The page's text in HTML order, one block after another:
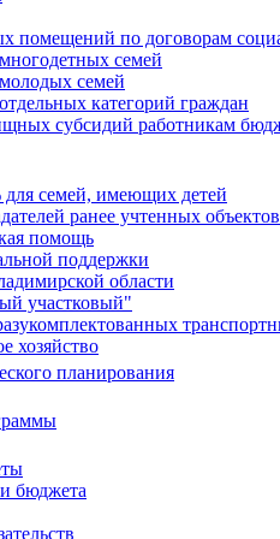
помещений по договорам
семей
семей
категорий граждан
субсидий работникам
для семей, имеющих детей
ранее учтенных
помощь
поддержки
области
участковый"
хозяйство
планирования
бюджета